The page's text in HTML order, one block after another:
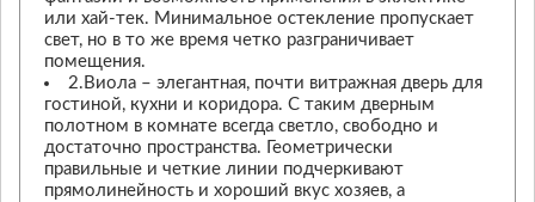
или хай-тек. Минимальное остекление пропускает
свет, но в то же время четко разграничивает
помещения.
2.Виола – элегантная, почти витражная дверь для
гостиной, кухни и коридора. С таким дверным
полотном в комнате всегда светло, свободно и
достаточно пространства. Геометрически
правильные и четкие линии подчеркивают
прямолинейность и хороший вкус хозяев, а